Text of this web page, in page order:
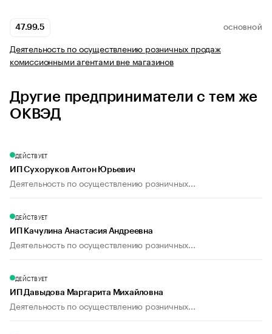
47.99.5 ОСНОВНОЙ
Деятельность по осуществлению розничных продаж
комиссионными агентами вне магазинов
Другие предприниматели с тем же
ОКВЭД
ДЕЙСТВУЕТ
ИП Сухоруков Антон Юрьевич
Деятельность по осуществлению розничных...
ДЕЙСТВУЕТ
ИП Качулина Анастасия Андреевна
Деятельность по осуществлению розничных...
ДЕЙСТВУЕТ
ИП Давыдова Маргарита Михайловна
Деятельность по осуществлению розничных...